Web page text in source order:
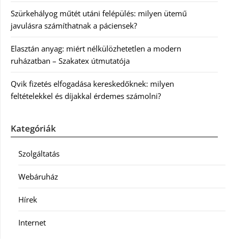
Szürkehályog műtét utáni felépülés: milyen ütemű
javulásra számíthatnak a páciensek?
Elasztán anyag: miért nélkülözhetetlen a modern
ruházatban – Szakatex útmutatója
Qvik fizetés elfogadása kereskedőknek: milyen
feltételekkel és díjakkal érdemes számolni?
Kategóriák
Szolgáltatás
Webáruház
Hírek
Internet